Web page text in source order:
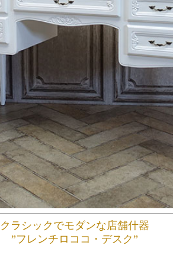
クラシックでモダンな店舗什器
”フレンチロココ・デスク”